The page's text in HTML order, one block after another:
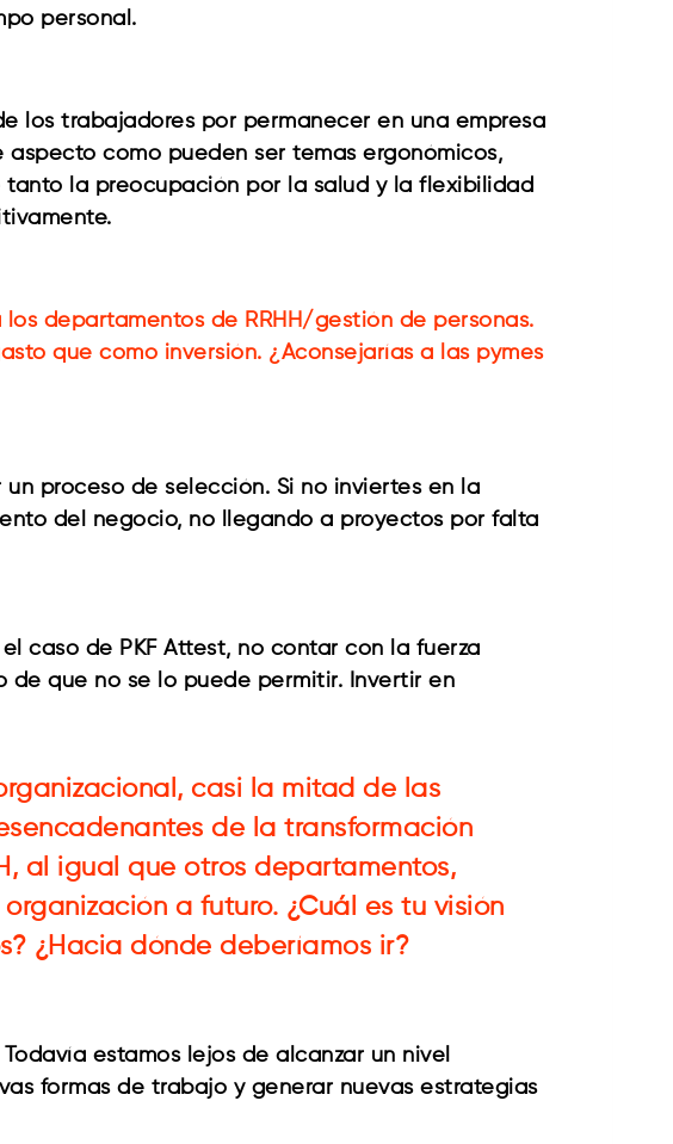
personal.
los trabajadores por permanecer en una empresa
como pueden ser temas ergonómicos,
la preocupación por la salud y la flexibilidad
departamentos de RRHH/gestión de personas.
que como inversión. ¿Aconsejarías a las pymes
proceso de selección. Si no inviertes en la
del negocio, no llegando a proyectos por falta
caso de PKF Attest, no contar con la fuerza
de que no se lo puede permitir. Invertir en
casi la mitad de las
de la transformación
al igual que otros departamentos,
a futuro. ¿Cuál es tu visión
¿Hacia dónde deberíamos ir?
estamos lejos de alcanzar un nivel
formas de trabajo y generar nuevas estrategias